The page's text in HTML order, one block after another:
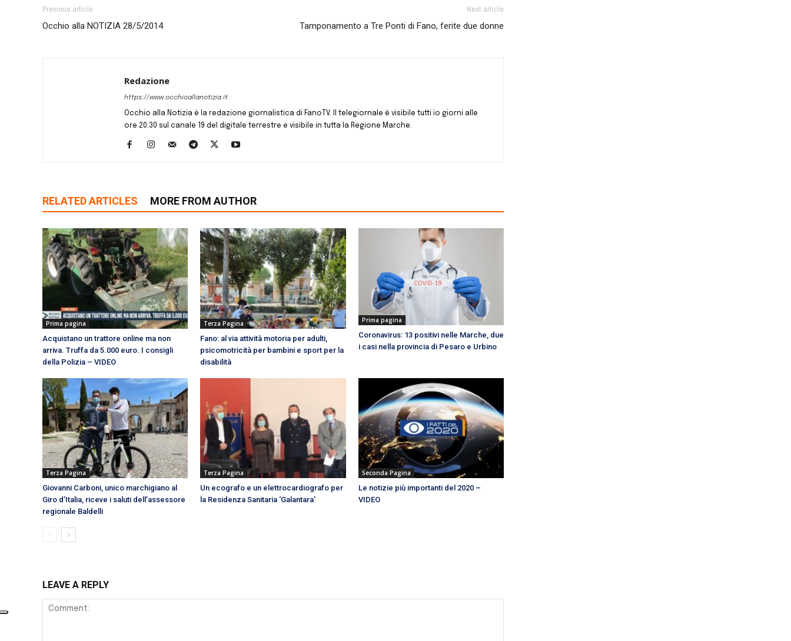
Previous article
Occhio alla NOTIZIA 28/5/2014
Next article
Tamponamento a Tre Ponti di Fano, ferite due donne
Redazione
https://www.occhioallanotizia.it
Occhio alla Notizia è la redazione giornalistica di FanoTV. Il telegiornale è visibile tutti io giorni alle
ore 20.30 sul canale 19 del digitale terrestre e visibile in tutta la Regione Marche.
RELATED ARTICLES MORE FROM AUTHOR
Prima pagina
Acquistano un trattore online ma non
arriva. Truffa da 5.000 euro. I consigli
della Polizia – VIDEO
Terza Pagina
Fano: al via attività motoria per adulti,
psicomotricità per bambini e sport per la
disabilità
Prima pagina
Coronavirus: 13 positivi nelle Marche, due
i casi nella provincia di Pesaro e Urbino
Terza Pagina
Giovanni Carboni, unico marchigiano al
Giro d’Italia, riceve i saluti dell’assessore
regionale Baldelli
Terza Pagina
Un ecografo e un elettrocardiografo per
la Residenza Sanitaria ‘Galantara’
Seconda Pagina
Le notizie più importanti del 2020 –
VIDEO
LEAVE A REPLY